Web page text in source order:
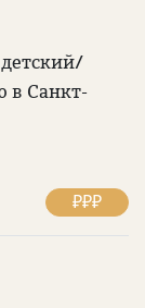
в Санкт-
₽₽₽